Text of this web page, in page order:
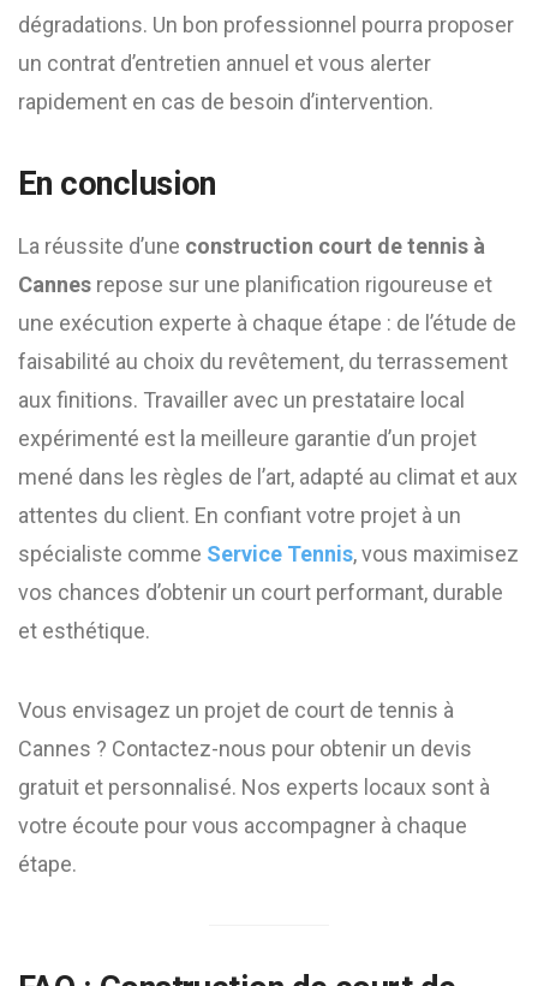
dégradations. Un bon professionnel pourra proposer
un contrat d’entretien annuel et vous alerter
rapidement en cas de besoin d’intervention.
En conclusion
La réussite d’une construction court de tennis à
Cannes repose sur une planification rigoureuse et
une exécution experte à chaque étape : de l’étude de
faisabilité au choix du revêtement, du terrassement
aux finitions. Travailler avec un prestataire local
expérimenté est la meilleure garantie d’un projet
mené dans les règles de l’art, adapté au climat et aux
attentes du client. En confiant votre projet à un
spécialiste comme Service Tennis, vous maximisez
vos chances d’obtenir un court performant, durable
et esthétique.
Vous envisagez un projet de court de tennis à
Cannes ? Contactez-nous pour obtenir un devis
gratuit et personnalisé. Nos experts locaux sont à
votre écoute pour vous accompagner à chaque
étape.